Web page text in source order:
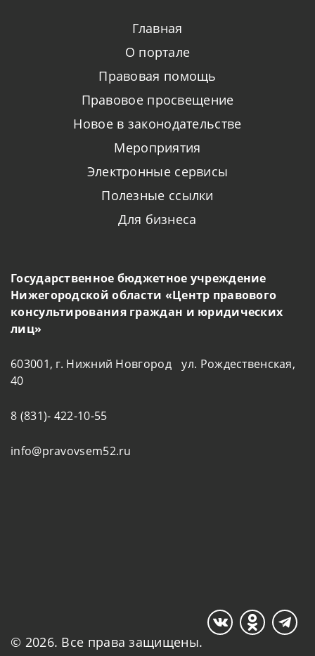
Главная
О портале
Правовая помощь
Правовое просвещение
Новое в законодательстве
Мероприятия
Электронные сервисы
Полезные ссылки
Для бизнеса
Государственное бюджетное учреждение
Нижегородской области «Центр правового
консультирования граждан и юридических
лиц»
603001, г. Нижний Новгород ул. Рождественская,
40
8 (831)- 422-10-55
info@pravovsem52.ru
© 2026. Все права защищены.